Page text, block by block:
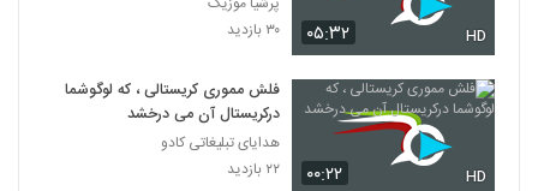
۰۵:۳۲ HD
۳۰ بازدید
۰۰:۲۲ HD
فلش مموری کریستالی ، که لوگوشما
درکریستال آن می درخشد
هدایای تبلیغاتی کادو
۲۲ بازدید